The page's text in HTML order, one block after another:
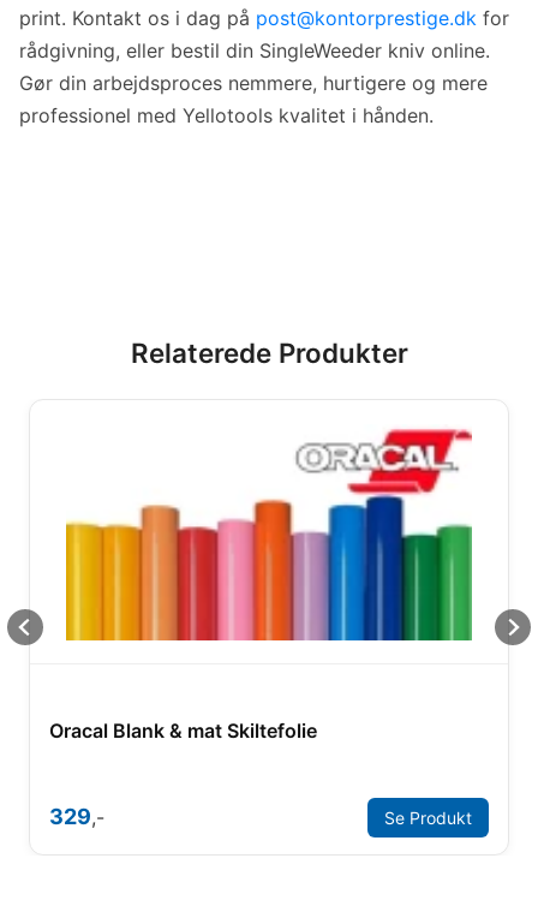
print. Kontakt os i dag på post@kontorprestige.dk for
rådgivning, eller bestil din SingleWeeder kniv online.
Gør din arbejdsproces nemmere, hurtigere og mere
professionel med Yellotools kvalitet i hånden.
Relaterede Produkter
Oracal Blank & mat Skiltefolie
329,- Se Produkt